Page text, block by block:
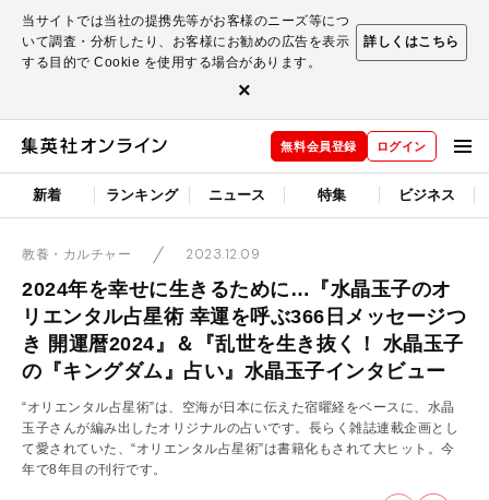
当サイトでは当社の提携先等がお客様のニーズ等につ
いて調査・分析したり、お客様にお勧めの広告を表示
する目的で Cookie を使用する場合があります。
詳しくはこちら
×
無料会員登録 ログイン
新着 ランキング ニュース 特集 ビジネス
教養・カルチャー 2023.12.09
2024年を幸せに生きるために…『水晶玉子のオ
リエンタル占星術 幸運を呼ぶ366日メッセージつ
き 開運暦2024』＆『乱世を生き抜く！ 水晶玉子
の『キングダム』占い』水晶玉子インタビュー
“オリエンタル占星術”は、空海が日本に伝えた宿曜経をベースに、水晶
玉子さんが編み出したオリジナルの占いです。長らく雑誌連載企画とし
て愛されていた、“オリエンタル占星術”は書籍化もされて大ヒット。今
年で8年目の刊行です。